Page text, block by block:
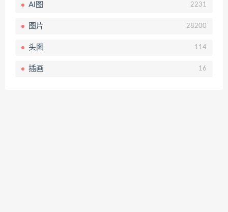
AI图 2231
图片 28200
头图 114
插画 16